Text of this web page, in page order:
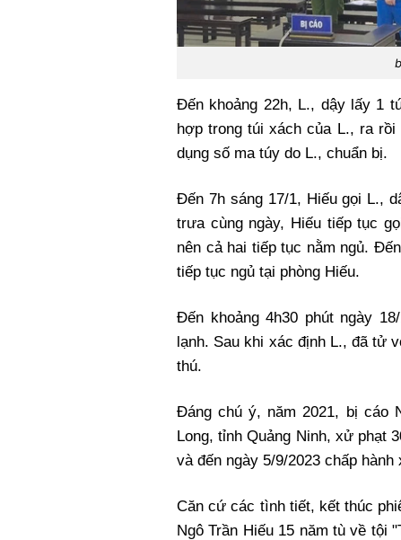
Đến khoảng 22h, L., dậy lấy 1
hợp trong túi xách của L., ra
dụng số ma túy do L., chuẩn bị.
Đến 7h sáng 17/1, Hiếu gọi L.,
trưa cùng ngày, Hiếu tiếp tục
nên cả hai tiếp tục nằm ngủ.
tiếp tục ngủ tại phòng Hiếu.
Đến khoảng 4h30 phút ngày
lạnh. Sau khi xác định L., đã tử
thú.
Đáng chú ý, năm 2021, bị cáo
Long, tỉnh Quảng Ninh, xử phạt
và đến ngày 5/9/2023 chấp
Căn cứ các tình tiết, kết thúc
Ngô Trần Hiếu 15 năm tù về tội